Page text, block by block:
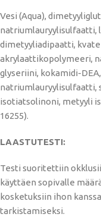
Vesi (Aqua),
natriumlauryylisulfaatti,
dimetyyliadipaatti,
akrylaattikopolymeeri,
glyseriini, kokamidi-
isotiatsolinoni, metyyli
16255).
LAASTUTESTI:
Testi suoritettiin
käyttäen sopivalle
kosketuksiin ihon
tarkistamiseksi.